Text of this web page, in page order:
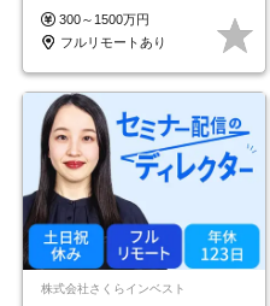
円～／年休130日以上
300～1500万円
フルリモートあり
株式会社さくらインベスト